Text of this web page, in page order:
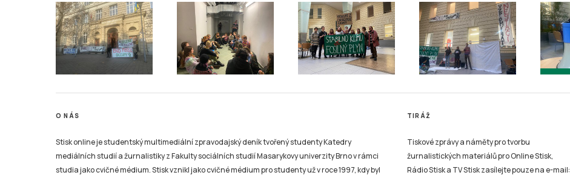
O NÁS
Stisk online je studentský multimediální zpravodajský deník tvořený studenty Katedry
mediálních studií a žurnalistiky z Fakulty sociálních studií Masarykovy univerzity Brno v rámci
studia jako cvičné médium. Stisk vznikl jako cvičné médium pro studenty už v roce 1997, kdy byl
TIRÁŽ
Tiskové zprávy a náměty pro tvorbu
žurnalistických materiálů pro Online Stisk,
Rádio Stisk a TV Stisk zasílejte pouze na e-mail: